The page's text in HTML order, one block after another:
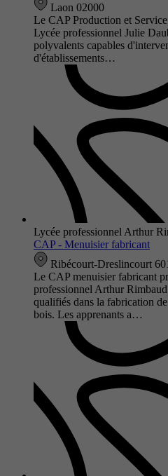
Laon 02000
Le CAP Production et
Lycée professionnel Julie
polyvalents capables
d'établissements…
Lycée professionnel Arthur
CAP - Menuisier fabricant
Ribécourt-Dreslincourt
Le CAP menuisier fabricant
professionnel Arthur
qualifiés dans la fabrication
bois. Les apprenants a…